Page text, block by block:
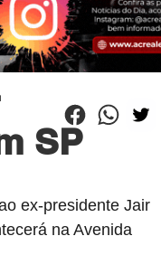
SP
ex-presidente Jair
na Avenida